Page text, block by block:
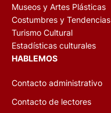
Museos y Artes Plásticas
Costumbres y Tendencias
Turismo Cultural
Estadísticas culturales
HABLEMOS
Contacto administrativo
Contacto de lectores